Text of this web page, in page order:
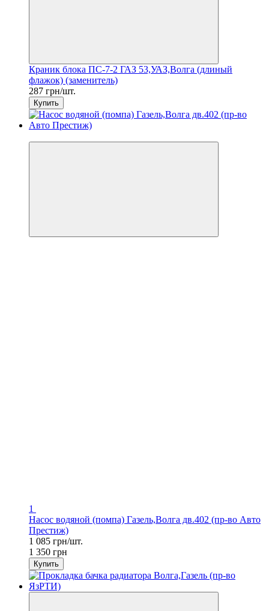
Краник блока ПС-7-2 ГАЗ 53,УАЗ,Волга (длиный
флажок) (заменитель)
287 грн/шт.
Купить
1
Насос водяной (помпа) Газель,Волга дв.402 (пр-во Авто
Престиж)
1 085 грн/шт.
1 350 грн
Купить